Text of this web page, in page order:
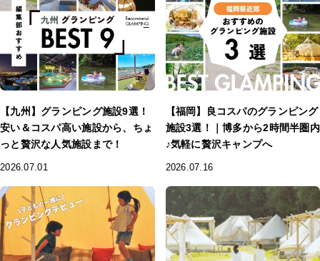
【九州】グランピング施設9選！
安い＆コスパ高い施設から、ちょ
っと贅沢な人気施設まで！
2026.07.01
【福岡】良コスパのグランピング
施設3選！｜博多から2時間半圏内
♪気軽に贅沢キャンプへ
2026.07.16